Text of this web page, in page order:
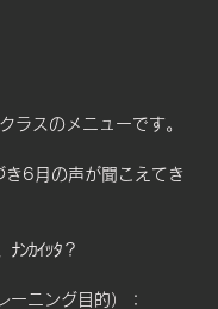
スのメニューです。
き6月の声が聞こえてき
ﾅﾝｶｲｯﾀ？
ニング目的）：